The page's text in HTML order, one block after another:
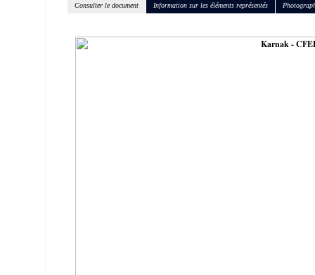
Consulter le document Information sur les éléments représentés